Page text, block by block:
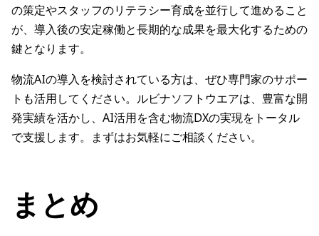
の策定やスタッフのリテラシー育成を並行して進めること
が、導入後の安定稼働と長期的な成果を最大化するための
鍵となります。
物流AIの導入を検討されている方は、ぜひ専門家のサポー
トも活用してください。ルビナソフトウエアは、豊富な開
発実績を活かし、AI活用を含む物流DXの実現をトータル
で支援します。まずはお気軽にご相談ください。
まとめ